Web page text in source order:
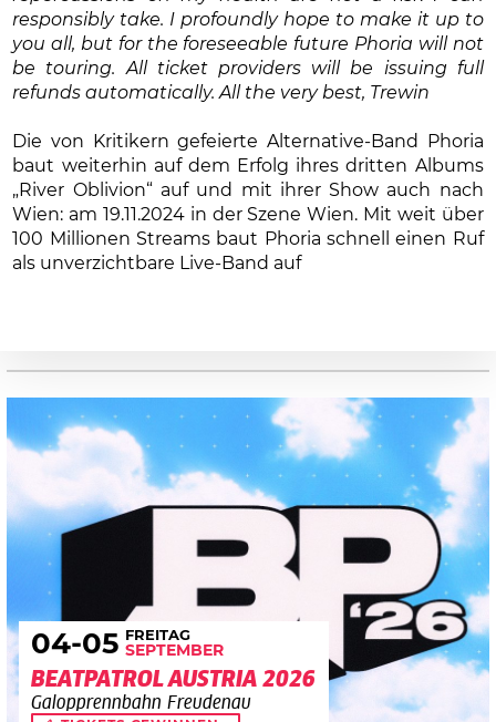
responsibly take. I profoundly hope to make it up to
you all, but for the foreseeable future Phoria will not
be touring. All ticket providers will be issuing full
refunds automatically. All the very best, Trewin
Die von Kritikern gefeierte Alternative-Band Phoria
baut weiterhin auf dem Erfolg ihres dritten Albums
„River Oblivion“ auf und mit ihrer Show auch nach
Wien: am 19.11.2024 in der Szene Wien. Mit weit über
100 Millionen Streams baut Phoria schnell einen Ruf
als unverzichtbare Live-Band auf
04-05 FREITAG
SEPTEMBER
BEATPATROL AUSTRIA 2026
Galopprennbahn Freudenau